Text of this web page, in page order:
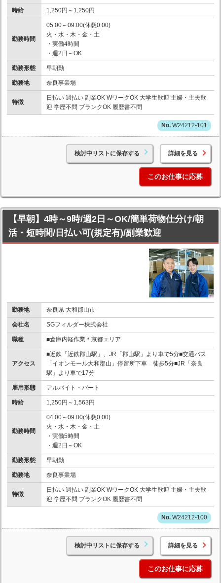
時給 1,250円～1,250円
勤務時間
05:00～09:00(休憩0:00)
火・水・木・金・土
・実働4時間
・週2日～OK
勤務形態 早朝勤
勤務地 奈良事業場
特徴
日払い 週払い 副業OK WワークOK 大学生歓迎 主婦・主夫歓
迎 学歴不問 ブランクOK 履歴書不問
W24212-101
検討中リストに保存する 詳細を見る
このお仕事に応募
【早朝】4時～9時/週2日～OK/簡単荷物仕分け/朝
活・短時間/日払い可(規定有)/副業歓迎
勤務地 奈良県 大和郡山市
会社名 SGフィルダー株式会社
職種 ■倉庫内軽作業＊京都エリア
アクセス
■近鉄「近鉄郡山駅」、JR「郡山駅」より車で5分■交通バス
「イオンモール大和郡山」停留所下車 徒歩5分■JR「奈良
駅」より車で17分
雇用形態 アルバイト・パート
時給 1,250円～1,563円
勤務時間
04:00～09:00(休憩0:00)
火・水・木・金・土
・実働5時間
・週2日～OK
勤務形態 早朝勤
勤務地 奈良事業場
特徴
日払い 週払い 副業OK WワークOK 大学生歓迎 主婦・主夫歓
迎 学歴不問 ブランクOK 履歴書不問
W24212-100
検討中リストに保存する 詳細を見る
このお仕事に応募